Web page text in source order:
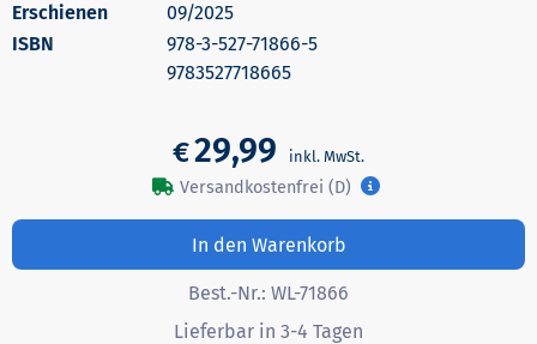
Erschienen
09/2025
978-3-527-71866-5
9783527718665
€29,99
Versandkostenfrei (D)
In den Warenkorb
Best.-Nr.: WL-71866
Lieferbar in 3-4 Tagen